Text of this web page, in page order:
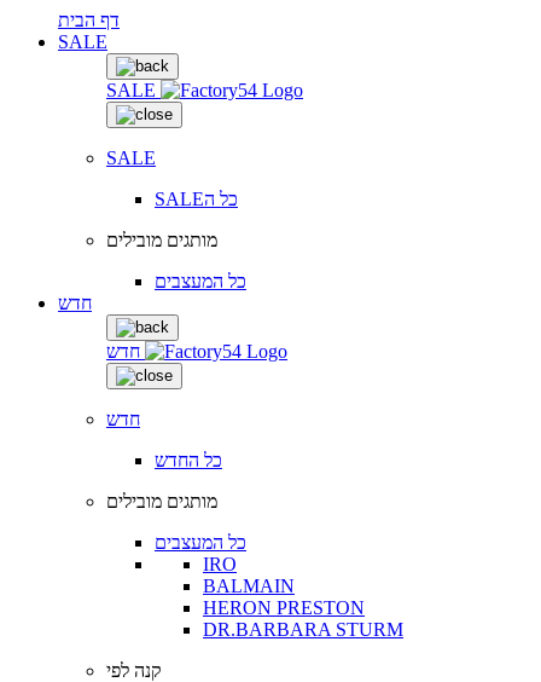
דף הבית
SALE
SALE
SALE
SALEכל ה
מותגים מובילים
כל המעצבים
חדש
חדש
חדש
כל החדש
מותגים מובילים
כל המעצבים
IRO
BALMAIN
HERON PRESTON
DR.BARBARA STURM
קנה לפי